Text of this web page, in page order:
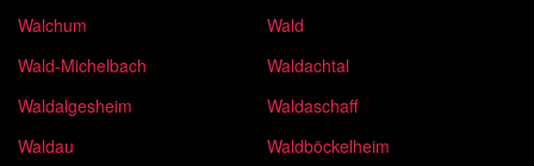
Walchum
Wald
Wald-Michelbach
Waldachtal
Waldalgesheim
Waldaschaff
Waldau
Waldböckelheim